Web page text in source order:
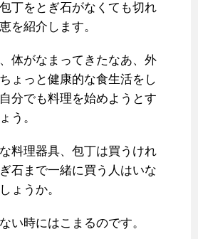
丁をとぎ石がなくても切れ
を紹介します。
体がなまってきたなあ、外
ょっと健康的な食生活をし
分でも料理を始めようとす
う。
料理器具、包丁は買うけれ
石まで一緒に買う人はいな
ょうか。
い時にはこまるのです。